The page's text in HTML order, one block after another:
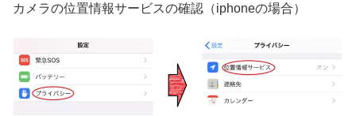
カメラの位置情報サービスの確認（iphoneの場合）